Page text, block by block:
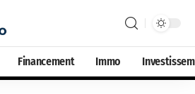
Financement Immo